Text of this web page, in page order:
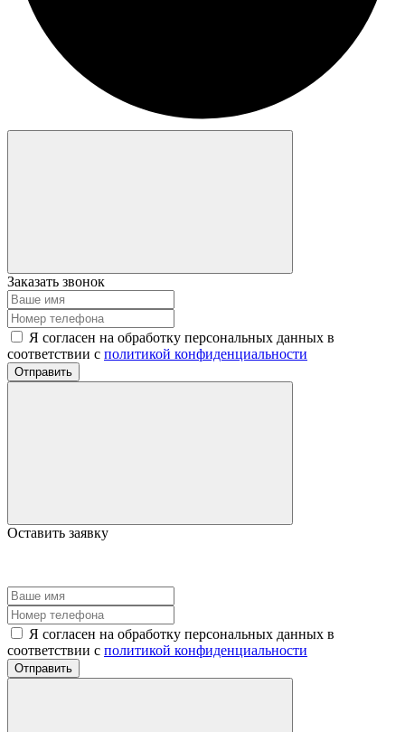
Заказать звонок
Я согласен на обработку персональных данных в
соответствии с политикой конфиденциальности
Отправить
Оставить заявку
Я согласен на обработку персональных данных в
соответствии с политикой конфиденциальности
Отправить